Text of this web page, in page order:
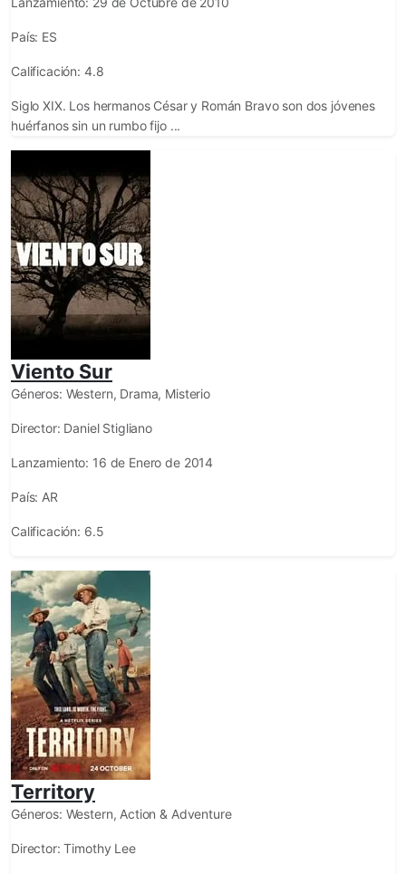
País: ES
Calificación: 4.8
Siglo XIX. Los hermanos César y Román Bravo son dos jóvenes
huérfanos sin un rumbo fijo ...
Viento Sur
Géneros: Western, Drama, Misterio
Director: Daniel Stigliano
Lanzamiento: 16 de Enero de 2014
País: AR
Calificación: 6.5
Territory
Géneros: Western, Action & Adventure
Director:Timothy Lee